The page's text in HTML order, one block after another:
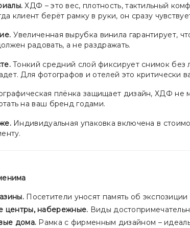
ХДФ – это вес, плотность, тактильный
клиент берёт рамку в руки, он сразу
Увеличенная вырубка винила гарантирует,
радовать, а не раздражать.
Тонкий средний слой фиксирует снимок без
Для фотографов и отелей это критически
плёнка защищает дизайн, ХДФ не
на ваш бренд годами.
Индивидуальная упаковка включена в
Посетители уносят память об
центры, набережные. Виды
дома. Рамка с фирменным дизайном –